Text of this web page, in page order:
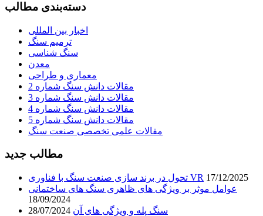
دسته‌بندی مطالب
اخبار بین المللی
ترمیم سنگ
سنگ شناسی
معدن
معماری و طراحی
مقالات دانش سنگ شماره 2
مقالات دانش سنگ شماره 3
مقالات دانش سنگ شماره 4
مقالات دانش سنگ شماره 5
مقالات علمی تخصصی صنعت سنگ
مطالب جدید
تحول در برند سازی صنعت سنگ با فناوری VR 17/12/2025
عوامل موثر بر ویژگی های ظاهری سنگ های ساختمانی
18/09/2024
سنگ پله و ویژگی های آن 28/07/2024